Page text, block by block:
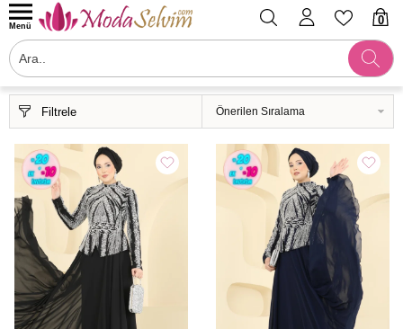
0
Menü
Filtrele